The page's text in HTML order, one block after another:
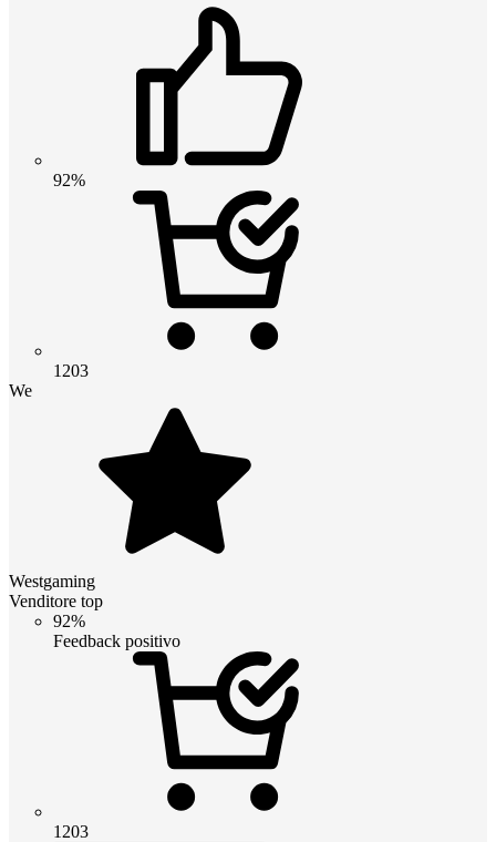
92%
1203
We
Westgaming
Venditore top
92%
Feedback positivo
1203